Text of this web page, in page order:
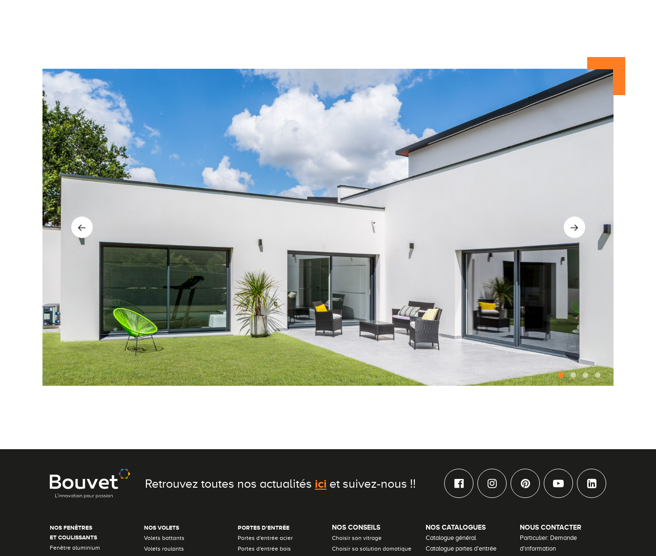
Retrouvez toutes nos actualités ici et suivez-nous !!
NOS FENÊTRES
ET COULISSANTS
Fenêtre aluminium
NOS VOLETS
Volets battants
Volets roulants
PORTES D'ENTRÉE
Portes d'entrée acier
Portes d'entrée bois
NOS CONSEILS
Choisir son vitrage
Choisir sa solution domotique
NOS CATALOGUES
Catalogue général
Catalogue portes d'entrée
NOUS CONTACTER
Particulier: Demande
d'information